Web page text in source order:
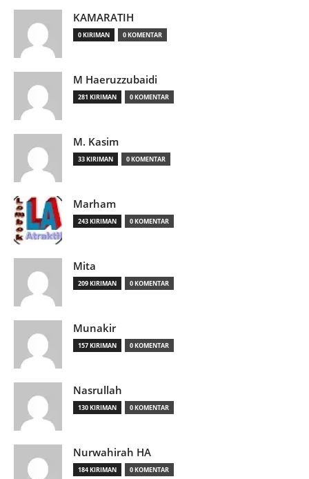
KAMARATIH
0 KIRIMAN 0 KOMENTAR
M Haeruzzubaidi
281 KIRIMAN 0 KOMENTAR
M. Kasim
33 KIRIMAN 0 KOMENTAR
Marham
243 KIRIMAN 0 KOMENTAR
Mita
209 KIRIMAN 0 KOMENTAR
Munakir
157 KIRIMAN 0 KOMENTAR
Nasrullah
130 KIRIMAN 0 KOMENTAR
Nurwahirah HA
184 KIRIMAN 0 KOMENTAR